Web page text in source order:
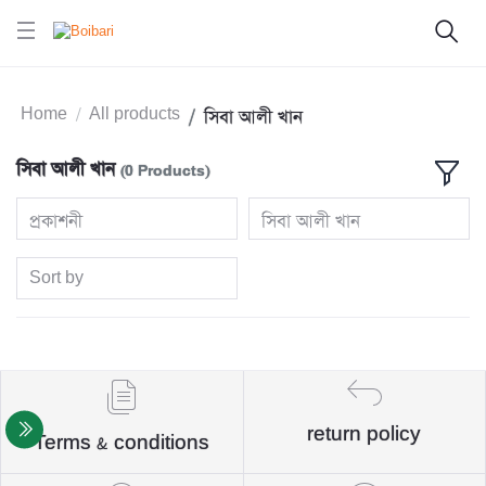
Home All products সিবা আলী খান
সিবা আলী খান(0 Products)
প্রকাশনী সিবা আলী খান
Sort by
Terms & conditions return policy